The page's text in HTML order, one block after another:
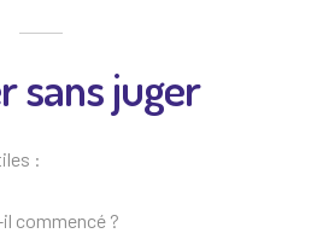
sans juger
:
commencé ?